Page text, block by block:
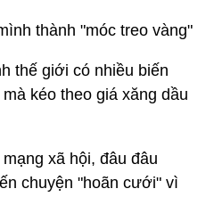
thành "móc treo vàng"
thế giới có nhiều biến
kéo theo giá xăng dầu
xã hội, đâu đâu
chuyện "hoãn cưới" vì